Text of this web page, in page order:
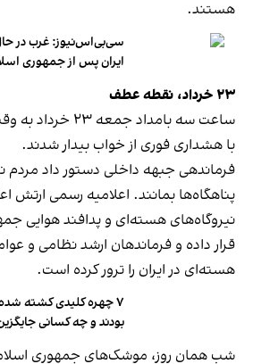
هستند.
سی‌بی‌اس‌نیوز: غرب در حال
ایران پس از جمهوری
۲۳ خرداد، نقطهعطف
ساعت سه بامداد
با هشداری فوری از خواب بیدار شدند.
فرماندهی جبهه داخلی دستور داد مردم
پناهگاه‌ها بمانند. اعلامیه رسمی ارتش
نیروگاه‌های هسته‌ای و پدافند هوایی
قرار داده و فرماندهان ارشد نظامی و
هسته‌ای در ایران را ترور کرده است.
۷ چهره کلیدی کشته
بودند و چه کسانی
شب همان روز، موشک‌های جمهوری